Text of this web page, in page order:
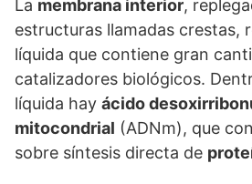
La membrana interior,
estructuras llamadas crestas,
líquida que contiene gran
catalizadores biológicos.
líquida hay ácido
mitocondrial (ADNm), que
sobre síntesis directa de